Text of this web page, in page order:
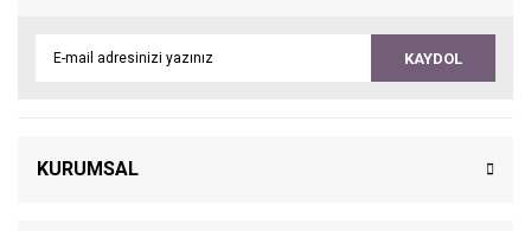
KAYDOL
KURUMSAL